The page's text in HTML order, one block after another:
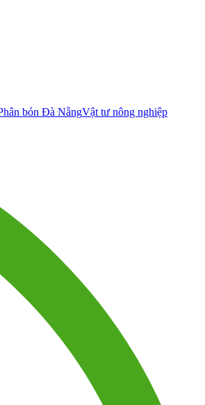
bón Đà NẵngVật tư nông nghiệp